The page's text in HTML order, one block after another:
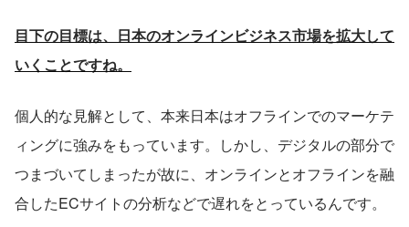
目下の目標は、日本のオンラインビジネス市場を拡大して
いくことですね。
個人的な見解として、本来日本はオフラインでのマーケテ
ィングに強みをもっています。しかし、デジタルの部分で
つまづいてしまったが故に、オンラインとオフラインを融
合したECサイトの分析などで遅れをとっているんです。